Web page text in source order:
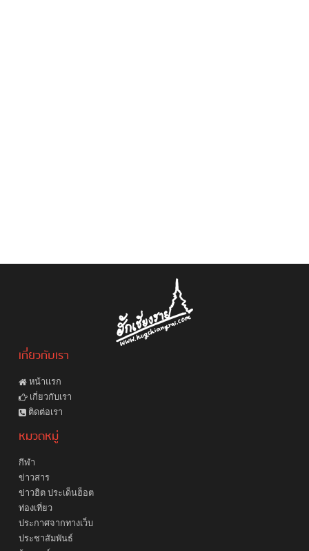
เกี่ยวกับเรา
หน้าแรก
เกี่ยวกับเรา
ติดต่อเรา
หมวดหมู่
กีฬา
ข่าวสาร
ข่าวฮิต ประเด็นฮ็อต
ท่องเที่ยว
ประกาศจากทางเว็บ
ประชาสัมพันธ์